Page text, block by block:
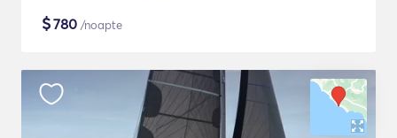
$780 /noapte